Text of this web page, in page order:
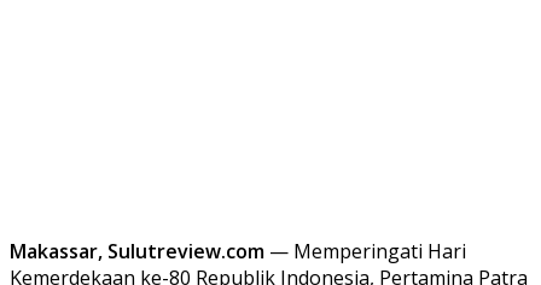
Makassar, Sulutreview.com — Memperingati Hari
Kemerdekaan ke-80 Republik Indonesia, Pertamina Patra